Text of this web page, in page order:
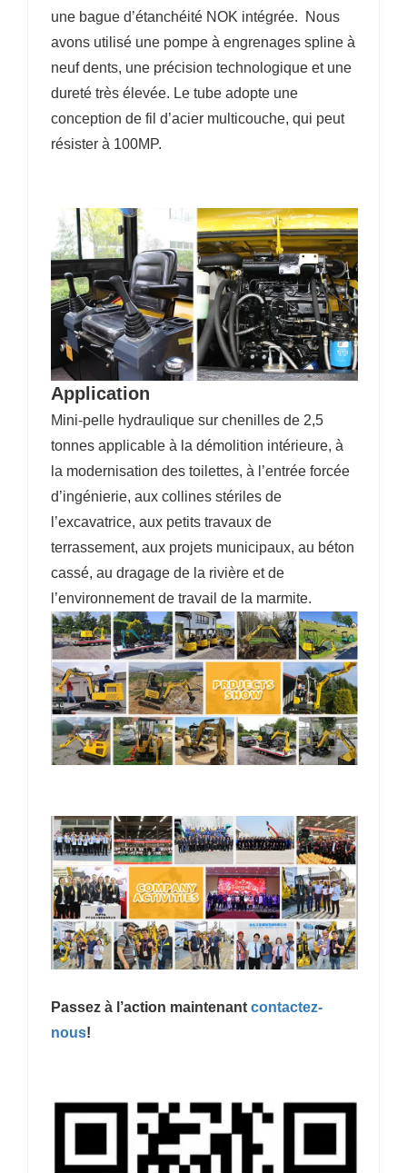
une bague d’étanchéité NOK intégrée.
Nous
avons utilisé une pompe à engrenages spline à
neuf dents, une précision technologique et une
dureté très élevée. Le tube adopte une
conception de fil d’acier multicouche, qui peut
résister à 100MP.
Application
Mini-pelle hydraulique sur chenilles de 2,5
tonnes applicable à la démolition intérieure, à
la modernisation des toilettes, à l’entrée forcée
d’ingénierie, aux collines stériles de
l’excavatrice, aux petits travaux de
terrassement, aux projets municipaux, au béton
cassé, au dragage de la rivière et de
l’environnement de travail de la marmite.
Passez à l’action maintenant contactez-
nous!